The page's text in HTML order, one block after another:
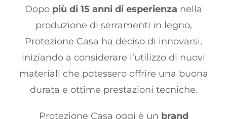
Dopo più di 15 anni di esperienza nella
produzione di serramenti in legno,
Protezione Casa ha deciso di innovarsi,
iniziando a considerare l’utilizzo di nuovi
materiali che potessero offrire una buona
durata e ottime prestazioni tecniche.
Protezione Casa oggi è un brand